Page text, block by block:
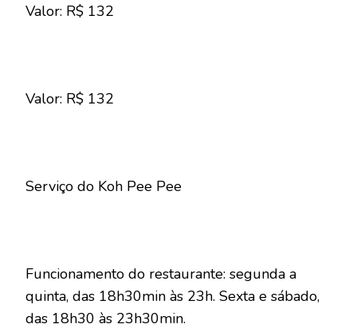
Valor: R$ 132
Valor: R$ 132
Serviço do Koh Pee Pee
Funcionamento do restaurante: segunda a
quinta, das 18h30min às 23h. Sexta e sábado,
das 18h30 às 23h30min.